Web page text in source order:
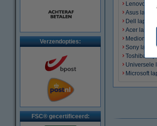
Verzendopties:
FSC® gecertificeerd:
Lenovo
Asus laptop
Dell laptop
Acer laptop
Medion
Sony
Toshiba
Universele
Microsoft